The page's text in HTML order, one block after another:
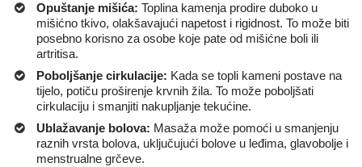
Opuštanje mišića: Toplina kamenja prodire duboko u
mišićno tkivo, olakšavajući napetost i rigidnost. To može biti
posebno korisno za osobe koje pate od mišićne boli ili
artritisa.
Poboljšanje cirkulacije: Kada se topli kameni postave na
tijelo, potiču proširenje krvnih žila. To može poboljšati
cirkulaciju i smanjiti nakupljanje tekućine.
Ublažavanje bolova: Masaža može pomoći u smanjenju
raznih vrsta bolova, uključujući bolove u leđima, glavobolje i
menstrualne grčeve.